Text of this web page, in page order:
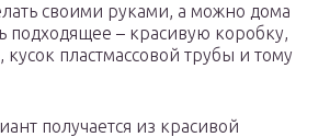
своими руками, а можно дома
подходящее – красивую коробку,
кусок пластмассовой трубы и тому
получается из красивой